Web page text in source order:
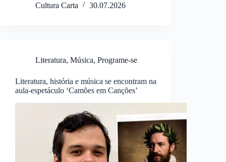
Cultura Carta
30.07.2026
Literatura, Música, Programe-se
Literatura, história e música se encontram na
aula-espetáculo ‘Camões em Canções’